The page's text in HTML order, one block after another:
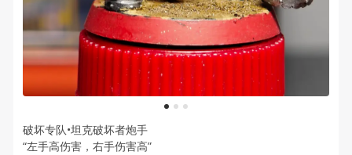
1 2 3
破坏专队•坦克破坏者炮手
​“左手高伤害，右手伤害高”